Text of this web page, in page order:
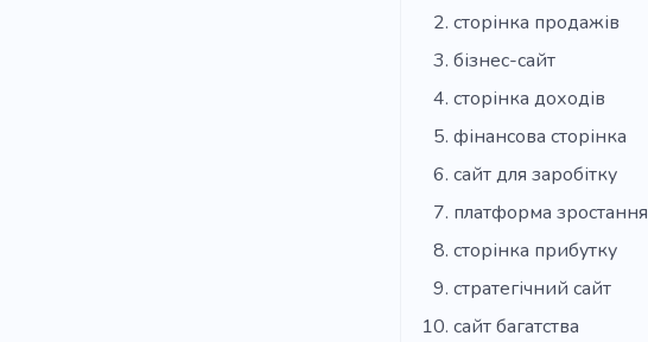
сторінка продажів
бізнес-сайт
сторінка доходів
фінансова сторінка
сайт для заробітку
платформа зростання
сторінка прибутку
стратегічний сайт
сайт багатства